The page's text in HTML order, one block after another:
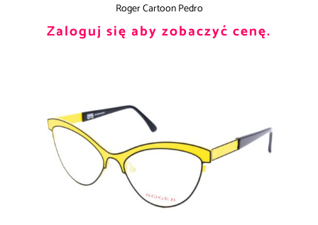
Roger Cartoon Pedro
Zaloguj się aby zobaczyć cenę.